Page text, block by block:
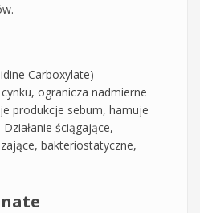
Carboxylate) -
ogranicza nadmierne
produkcje sebum, hamuje
ściągające,
bakteriostatyczne,